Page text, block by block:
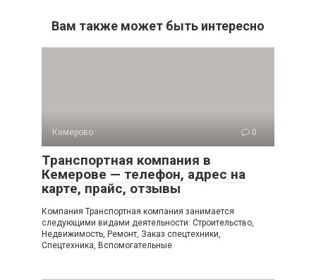
Вам также может быть интересно
Кемерово 0
Транспортная компания в
Кемерове — телефон, адрес на
карте, прайс, отзывы
Компания Транспортная компания занимается
следующими видами деятельности: Строительство,
Недвижимость, Ремонт, Заказ спецтехники,
Спецтехника, Вспомогательные